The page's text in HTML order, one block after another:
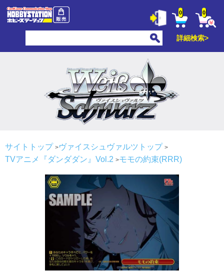
0 0
詳細検索>
サイトトップ
ヴァイスシュヴァルツトップ
TVアニメ『ダンダダン』Vol.2
モモの約束(RRR)